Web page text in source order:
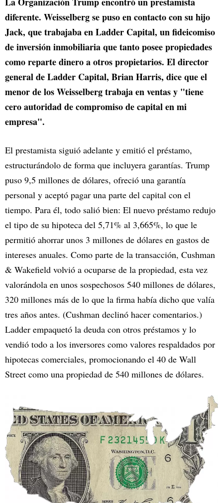
diferente. Weisselberg se puso en contacto con su hijo
Jack, que trabajaba en Ladder Capital, un fideicomiso
de inversión inmobiliaria que tanto posee propiedades
como reparte dinero a otros propietarios. El director
general de Ladder Capital, Brian Harris, dice que el
menor de los Weisselberg trabaja en ventas y "tiene
cero autoridad de compromiso de capital en mi
empresa".
El prestamista siguió adelante y emitió el préstamo,
estructurándolo de forma que incluyera garantías. Trump
puso 9,5 millones de dólares, ofreció una garantía
personal y aceptó pagar una parte del capital con el
tiempo. Para él, todo salió bien: El nuevo préstamo redujo
el tipo de su hipoteca del 5,71% al 3,665%, lo que le
permitió ahorrar unos 3 millones de dólares en gastos de
intereses anuales. Como parte de la transacción, Cushman
& Wakefield volvió a ocuparse de la propiedad, esta vez
valorándola en unos sospechosos 540 millones de dólares,
320 millones más de lo que la firma había dicho que valía
tres años antes. (Cushman declinó hacer comentarios.)
Ladder empaquetó la deuda con otros préstamos y lo
vendió todo a los inversores como valores respaldados por
hipotecas comerciales, promocionando el 40 de Wall
Street como una propiedad de 540 millones de dólares.